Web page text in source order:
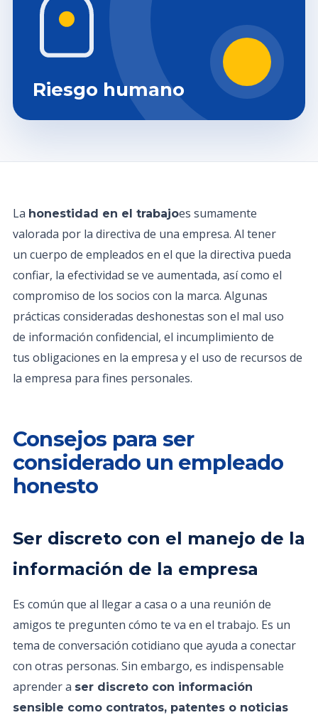
Riesgo humano
La honestidad en el trabajoes sumamente
valorada por la directiva de una empresa. Al tener
un cuerpo de empleados en el que la directiva pueda
confiar, la efectividad se ve aumentada, así como el
compromiso de los socios con la marca. Algunas
prácticas consideradas deshonestas son el mal uso
de información confidencial, el incumplimiento de
tus obligaciones en la empresa y el uso de recursos de
la empresa para fines personales.
Consejos para ser
considerado un empleado
honesto
Ser discreto con el manejo de la
información de la empresa
Es común que al llegar a casa o a una reunión de
amigos te pregunten cómo te va en el trabajo. Es un
tema de conversación cotidiano que ayuda a conectar
con otras personas. Sin embargo, es indispensable
aprender a ser discreto con información
sensible como contratos, patentes o noticias